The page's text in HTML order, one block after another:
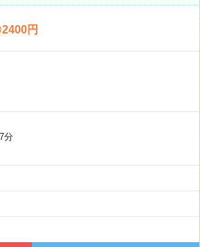
円
分